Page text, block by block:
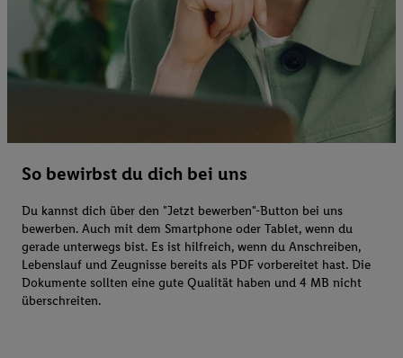
So bewirbst du dich bei uns
Du kannst dich über den "Jetzt bewerben"-Button bei uns
bewerben. Auch mit dem Smartphone oder Tablet, wenn du
gerade unterwegs bist. Es ist hilfreich, wenn du Anschreiben,
Lebenslauf und Zeugnisse bereits als PDF vorbereitet hast. Die
Dokumente sollten eine gute Qualität haben und 4 MB nicht
überschreiten.